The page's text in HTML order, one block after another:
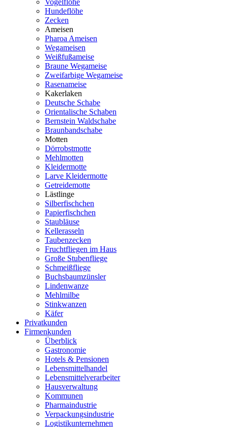
Vogelflöhe
Hundeflöhe
Zecken
Ameisen
Pharoa Ameisen
Wegameisen
Weißfußameise
Braune Wegameise
Zweifarbige Wegameise
Rasenameise
Kakerlaken
Deutsche Schabe
Orientalische Schaben
Bernstein Waldschabe
Braunbandschabe
Motten
Dörrobstmotte
Mehlmotten
Kleidermotte
Larve Kleidermotte
Getreidemotte
Lästlinge
Silberfischchen
Papierfischchen
Staubläuse
Kellerasseln
Taubenzecken
Fruchtfliegen im Haus
Große Stubenfliege
Schmeißfliege
Buchsbaumzünsler
Lindenwanze
Mehlmilbe
Stinkwanzen
Käfer
Privatkunden
Firmenkunden
Überblick
Gastronomie
Hotels & Pensionen
Lebensmittelhandel
Lebensmittelverarbeiter
Hausverwaltung
Kommunen
Pharmaindustrie
Verpackungsindustrie
Logistikunternehmen